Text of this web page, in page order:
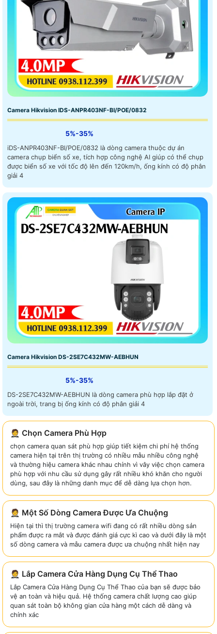
Camera Hikvision IDS-ANPR403NF-BI/POE/0832
5%-35%
iDS-ANPR403NF-BI/POE/0832 là dòng camera thuộc dự án
camera chụp biển số xe, tích hợp công nghệ AI giúp có thể chụp
được biển số xe với tốc độ lên đến 120km/h, ống kính có độ phân
giải 4
Camera Hikvision DS-2SE7C432MW-AEBHUN
5%-35%
DS-2SE7C432MW-AEBHUN là dòng camera phù hợp lắp đặt ở
ngoài trời, trang bị ống kính có độ phân giải 4
🤵 Chọn Camera Phù Hợp
chọn camera quan sát phù hợp giúp tiết kiệm chi phí hệ thống
camera hiện tại trên thị trường có nhiều mẫu nhiều công nghệ
và thường hiệu camera khác nhau chính vì vây việc chọn camera
phù hợp với nhu cầu sử dụng gây rất nhiều khó khăn cho người
dùng, sau đây là những danh mục để dễ dàng lựa chọn hơn.
🤵 Một Số Dòng Camera Được Ưa Chuộng
Hiện tại thì thị trường camera wifi đang có rất nhiều dòng sản
phẩm được ra mắt và được đánh giá cực kì cao và dưới đây là một
số dòng camera và mẫu camera được ưa chuộng nhất hiện nay
🤵 Lắp Camera Cửa Hàng Dụng Cụ Thể Thao
Lắp Camera Cửa Hàng Dụng Cụ Thể Thao của bạn sẽ được bảo
vệ an toàn và hiệu quả. Hệ thống camera chất lượng cao giúp
quan sát toàn bộ không gian cửa hàng một cách dễ dàng và
chính xác